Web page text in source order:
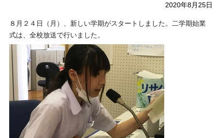
2020年8月25日
８月２４日（月）、新しい学期がスタートしました。二学期始業
式は、全校放送で行いました。